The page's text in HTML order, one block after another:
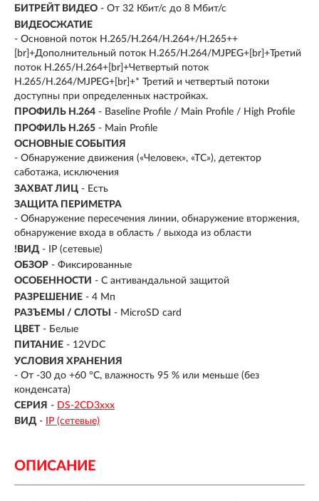
БИТРЕЙТ ВИДЕО - От 32 Кбит/с до 8 Мбит/с
ВИДЕОСЖАТИЕ
- Основной поток H.265/H.264/H.264+/H.265++
[br]+Дополнительный поток H.265/H.264/MJPEG+[br]+Третий
поток H.265/H.264+[br]+Четвертый поток
H.265/H.264/MJPEG+[br]+* Третий и четвертый потоки
доступны при определенных настройках.
ПРОФИЛЬ H.264 - Baseline Profile / Main Profile / High Profile
ПРОФИЛЬ H.265 - Main Profile
ОСНОВНЫЕ СОБЫТИЯ
- Обнаружение движения («Человек», «ТС»), детектор
саботажа, исключения
ЗАХВАТ ЛИЦ - Есть
ЗАЩИТА ПЕРИМЕТРА
- Обнаружение пересечения линии, обнаружение вторжения,
обнаружение входа в область / выхода из области
!ВИД - IP (сетевые)
ОБЗОР - Фиксированные
ОСОБЕННОСТИ - С антивандальной защитой
РАЗРЕШЕНИЕ - 4 Мп
РАЗЪЕМЫ / СЛОТЫ
- MicroSD card
ЦВЕТ - Белые
ПИТАНИЕ - 12VDC
УСЛОВИЯ ХРАНЕНИЯ
- От -30 до +60 °C, влажность 95 % или меньше (без
конденсата)
СЕРИЯ - DS-2CD3xxx
ВИД - IP (сетевые)
ОПИСАНИЕ